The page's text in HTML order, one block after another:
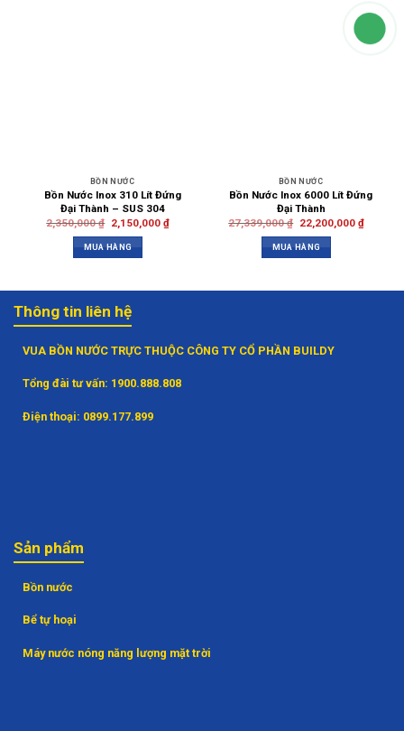
BỒN NƯỚC
Bồn Nước Inox 310 Lít Đứng
Đại Thành – SUS 304
2,350,000₫ 2,150,000 ₫
MUA HÀNG
BỒN NƯỚC
Bồn Nước Inox 6000 Lít Đứng
Đại Thành
27,339,000₫ 22,200,000 ₫
MUA HÀNG
Thông tin liên hệ
VUA BỒN NƯỚC TRỰC THUỘC CÔNG TY CỔ PHẦN BUILDY
Tổng đài tư vấn: 1900.888.808
Điện thoại: 0899.177.899
Sản phẩm
Bồn nước
Bể tự hoại
Máy nước nóng năng lượng mặt trời